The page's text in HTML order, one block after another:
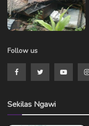
Follow us
Sekilas Ngawi